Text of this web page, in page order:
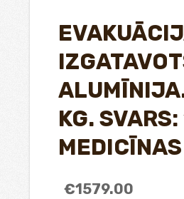
KG.
€1579.00